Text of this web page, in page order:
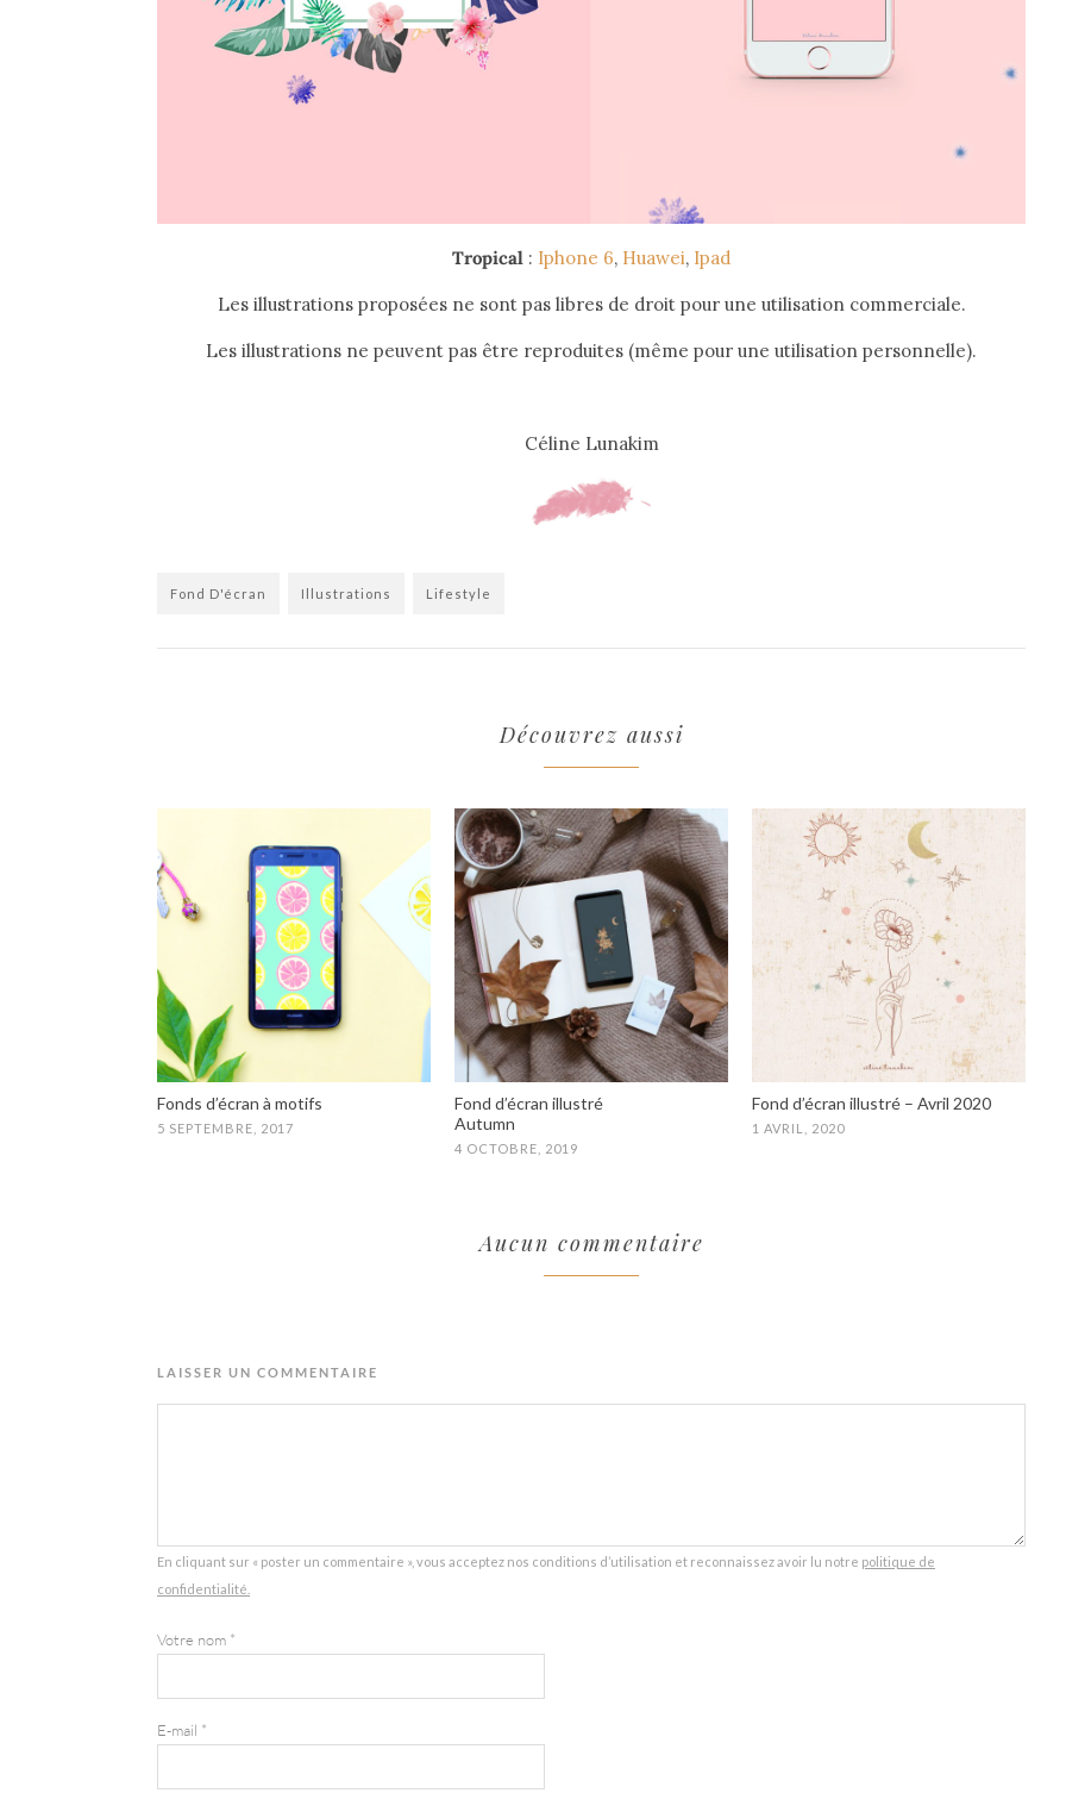
Tropical : Iphone 6, Huawei, Ipad
Les illustrations proposées ne sont pas libres de droit pour une utilisation commerciale.
Les illustrations ne peuvent pas être reproduites (même pour une utilisation personnelle).
Céline Lunakim
Fond D'écran Illustrations Lifestyle
Découvrez aussi
Fonds d’écran à motifs
5 SEPTEMBRE, 2017
Fond d’écran illustré
Autumn
4 OCTOBRE, 2019
Fond d’écran illustré – Avril 2020
1 AVRIL, 2020
Aucun commentaire
LAISSER UN COMMENTAIRE
En cliquant sur « poster un commentaire », vous acceptez nos conditions d’utilisation et reconnaissez avoir lu notre politique de
confidentialité.
Votre nom *
E-mail *